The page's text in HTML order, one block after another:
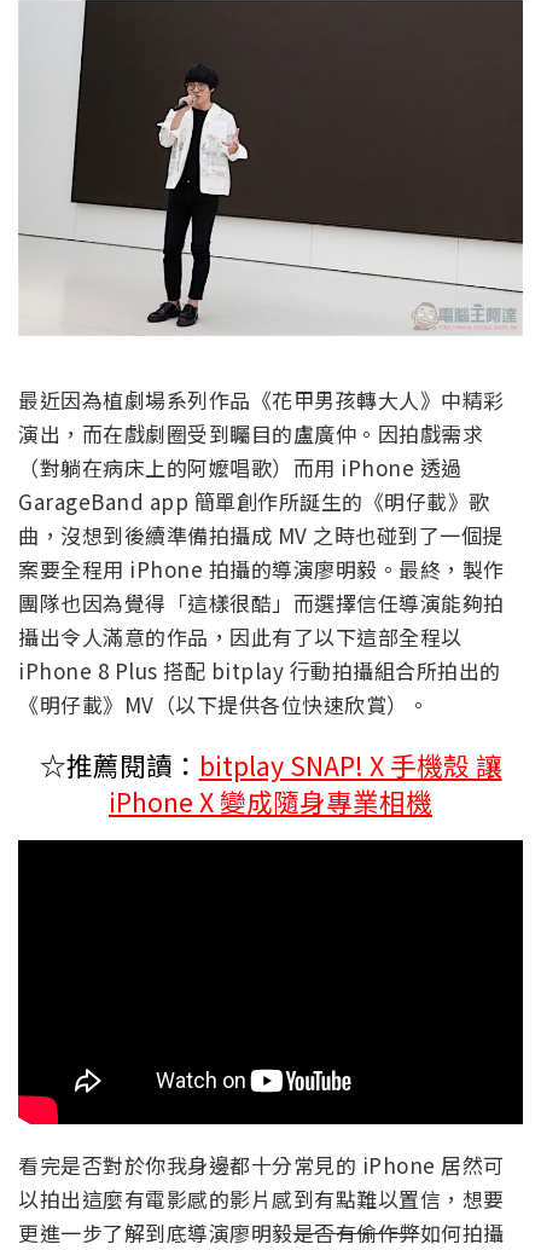
最近因為植劇場系列作品《花甲男孩轉大人》中精彩
演出，而在戲劇圈受到矚目的盧廣仲。因拍戲需求
（對躺在病床上的阿嬤唱歌）而用 iPhone 透過
GarageBand app 簡單創作所誕生的《明仔載》歌
曲，沒想到後續準備拍攝成 MV 之時也碰到了一個提
案要全程用 iPhone 拍攝的導演廖明毅。最終，製作
團隊也因為覺得「這樣很酷」而選擇信任導演能夠拍
攝出令人滿意的作品，因此有了以下這部全程以
iPhone 8 Plus 搭配 bitplay 行動拍攝組合所拍出的
《明仔載》MV（以下提供各位快速欣賞）。
☆推薦閱讀： bitplay SNAP! X 手機殼 讓
iPhone X 變成隨身專業相機
看完是否對於你我身邊都十分常見的 iPhone 居然可
以拍出這麼有電影感的影片感到有點難以置信，想要
更進一步了解到底導演廖明毅是否有偷作弊如何拍攝